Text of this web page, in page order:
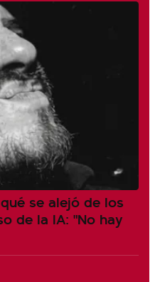
se alejó de los
de la IA: "No hay